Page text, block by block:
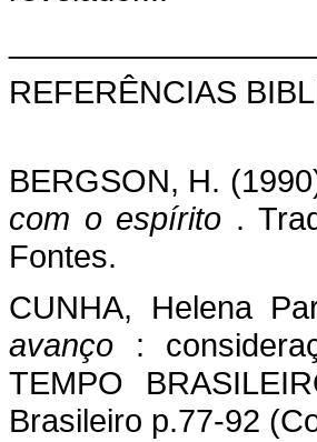
REFERÊNCIAS
BERGSON, H.
com o espírito .
Fontes.
CUNHA, Helena
avanço :
TEMPO
Brasileiro p.77-92